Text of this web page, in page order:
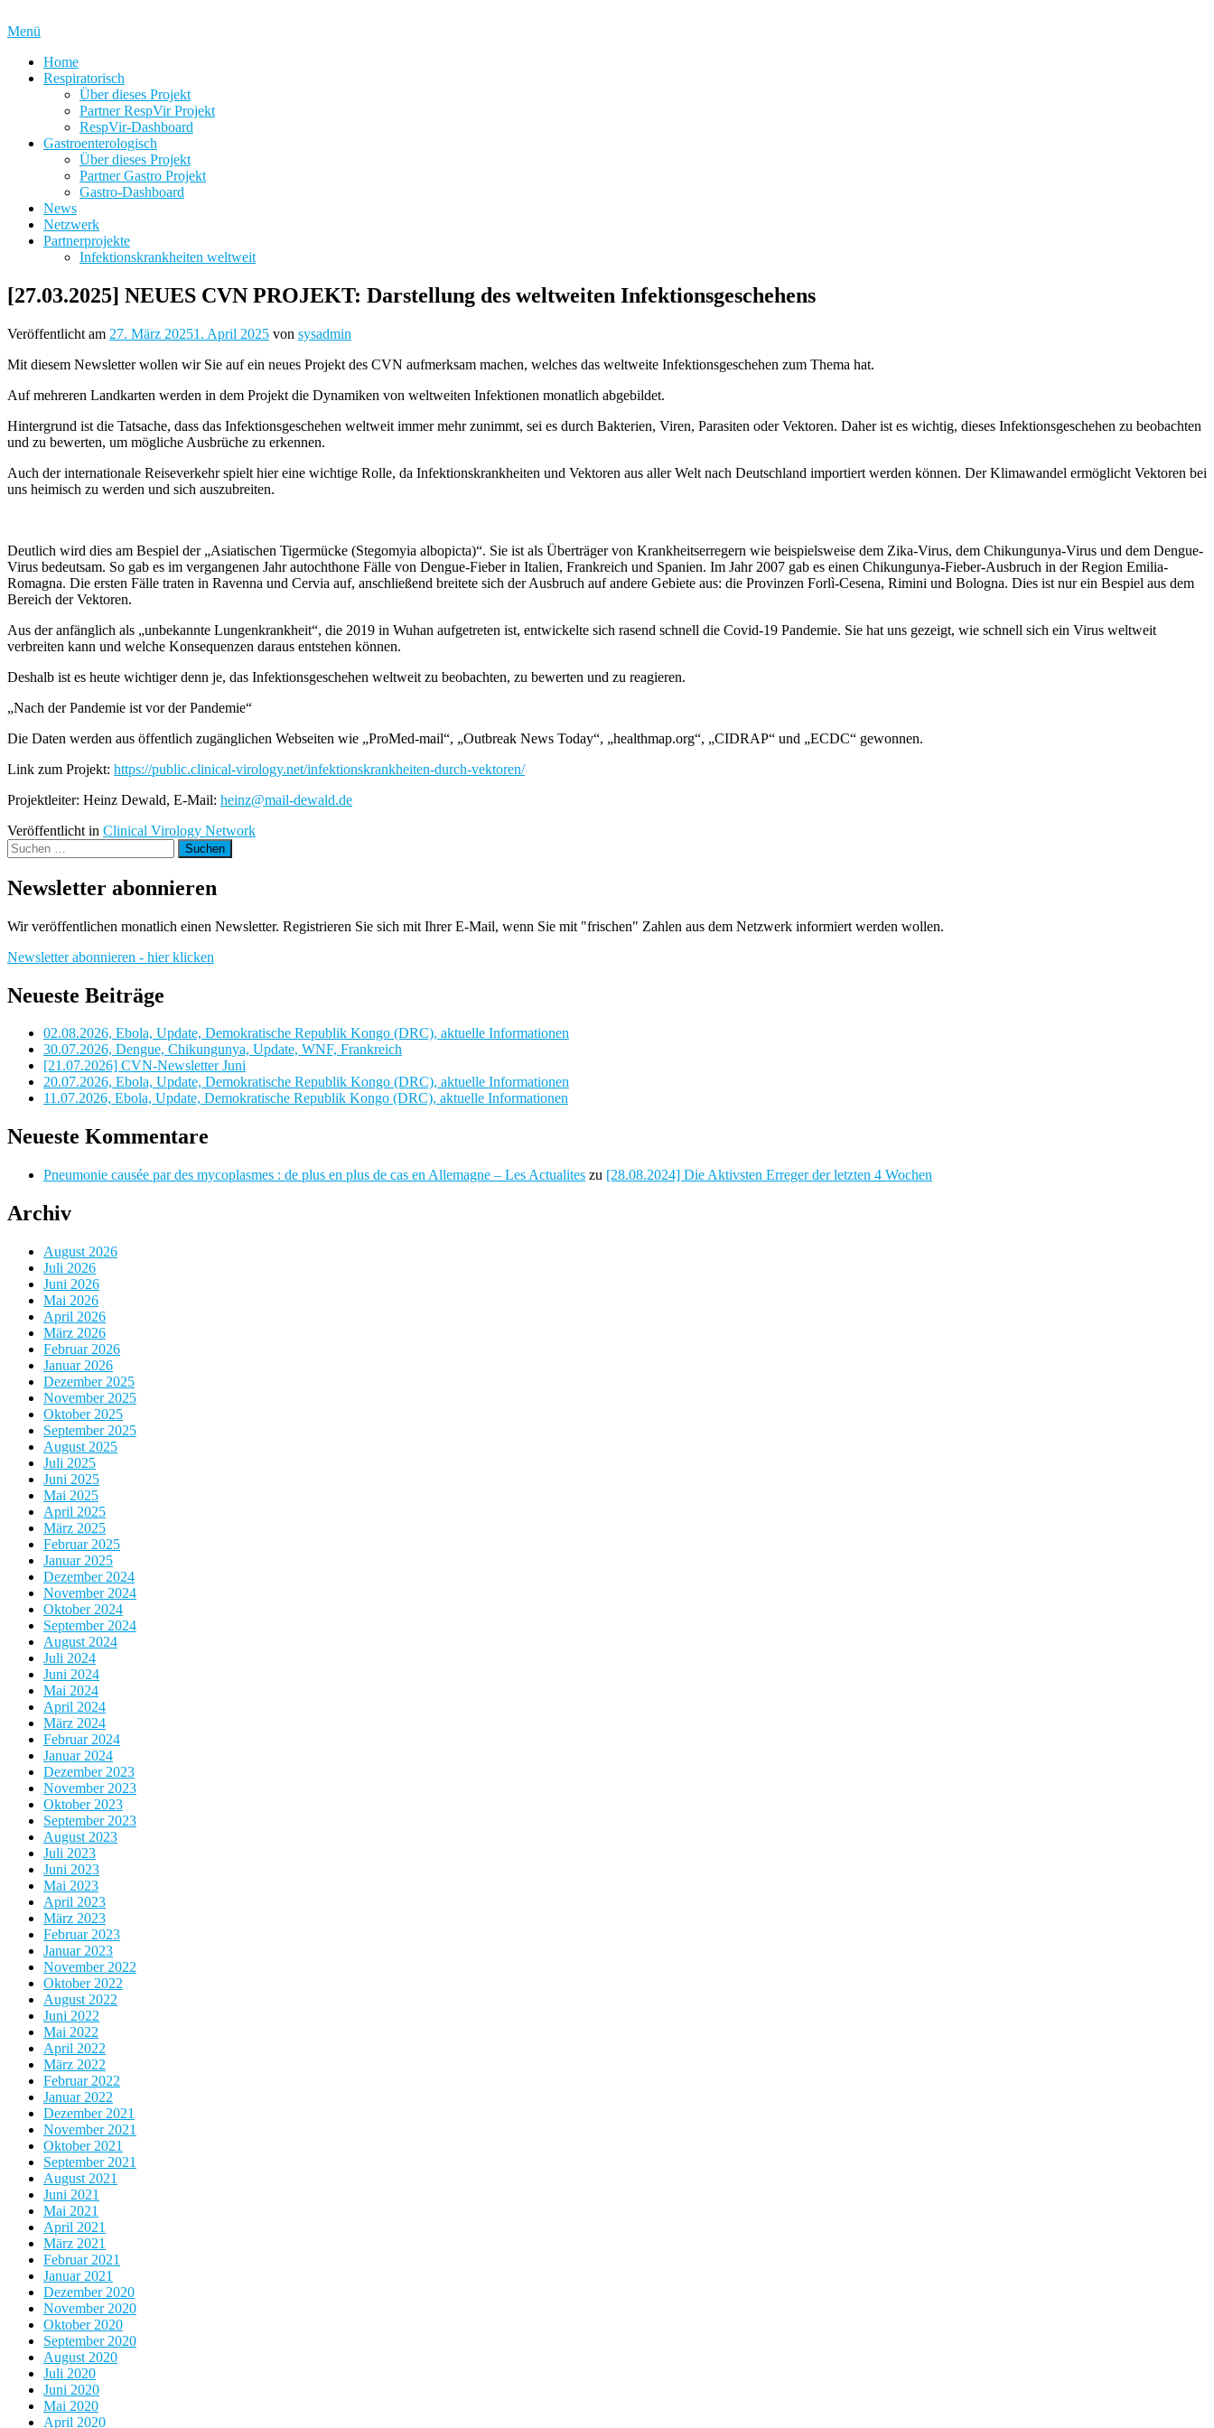
Inhalt
Menü
Home
Respiratorisch
Über dieses Projekt
Partner RespVir Projekt
RespVir-Dashboard
Gastroenterologisch
Über dieses Projekt
Partner Gastro Projekt
Gastro-Dashboard
News
Netzwerk
Partnerprojekte
Infektionskrankheiten weltweit
[27.03.2025] NEUES CVN PROJEKT: Darstellung des weltweiten Infektionsgeschehens
Veröffentlicht am 27. März 20251. April 2025 von sysadmin
Mit diesem Newsletter wollen wir Sie auf ein neues Projekt des CVN aufmerksam machen, welches das weltweite Infektionsgeschehen zum Thema hat.
Auf mehreren Landkarten werden in dem Projekt die Dynamiken von weltweiten Infektionen monatlich abgebildet.
Hintergrund ist die Tatsache, dass das Infektionsgeschehen weltweit immer mehr zunimmt, sei es durch Bakterien, Viren, Parasiten oder Vektoren. Daher ist es wichtig, dieses Infektionsgeschehen zu beobachten
und zu bewerten, um mögliche Ausbrüche zu erkennen.
Auch der internationale Reiseverkehr spielt hier eine wichtige Rolle, da Infektionskrankheiten und Vektoren aus aller Welt nach Deutschland importiert werden können. Der Klimawandel ermöglicht Vektoren bei
uns heimisch zu werden und sich auszubreiten.
Deutlich wird dies am Bespiel der „Asiatischen Tigermücke (Stegomyia albopicta)“. Sie ist als Überträger von Krankheitserregern wie beispielsweise dem Zika-Virus, dem Chikungunya-Virus und dem Dengue-
Virus bedeutsam. So gab es im vergangenen Jahr autochthone Fälle von Dengue-Fieber in Italien, Frankreich und Spanien. Im Jahr 2007 gab es einen Chikungunya-Fieber-Ausbruch in der Region Emilia-
Romagna. Die ersten Fälle traten in Ravenna und Cervia auf, anschließend breitete sich der Ausbruch auf andere Gebiete aus: die Provinzen Forlì-Cesena, Rimini und Bologna. Dies ist nur ein Bespiel aus dem
Bereich der Vektoren.
Aus der anfänglich als „unbekannte Lungenkrankheit“, die 2019 in Wuhan aufgetreten ist, entwickelte sich rasend schnell die Covid-19 Pandemie. Sie hat uns gezeigt, wie schnell sich ein Virus weltweit
verbreiten kann und welche Konsequenzen daraus entstehen können.
Deshalb ist es heute wichtiger denn je, das Infektionsgeschehen weltweit zu beobachten, zu bewerten und zu reagieren.
„Nach der Pandemie ist vor der Pandemie“
Die Daten werden aus öffentlich zugänglichen Webseiten wie „ProMed-mail“, „Outbreak News Today“, „healthmap.org“, „CIDRAP“ und „ECDC“ gewonnen.
Link zum Projekt: https://public.clinical-virology.net/infektionskrankheiten-durch-vektoren/
Projektleiter: Heinz Dewald, E-Mail: heinz@mail-dewald.de
Veröffentlicht in Clinical Virology Network
Suchen
nach:
Newsletter abonnieren
Wir veröffentlichen monatlich einen Newsletter. Registrieren Sie sich mit Ihrer E-Mail, wenn Sie mit "frischen" Zahlen aus dem Netzwerk informiert werden wollen.
Newsletter abonnieren - hier klicken
Neueste Beiträge
02.08.2026, Ebola, Update, Demokratische Republik Kongo (DRC), aktuelle Informationen
30.07.2026, Dengue, Chikungunya, Update, WNF, Frankreich
[21.07.2026] CVN-Newsletter Juni
20.07.2026, Ebola, Update, Demokratische Republik Kongo (DRC), aktuelle Informationen
11.07.2026, Ebola, Update, Demokratische Republik Kongo (DRC), aktuelle Informationen
Neueste Kommentare
Pneumonie causée par des mycoplasmes : de plus en plus de cas en Allemagne – Les Actualites zu [28.08.2024] Die Aktivsten Erreger der letzten 4 Wochen
Archiv
August 2026
Juli 2026
Juni 2026
Mai 2026
April 2026
März 2026
Februar 2026
Januar 2026
Dezember 2025
November 2025
Oktober 2025
September 2025
August 2025
Juli 2025
Juni 2025
Mai 2025
April 2025
März 2025
Februar 2025
Januar 2025
Dezember 2024
November 2024
Oktober 2024
September 2024
August 2024
Juli 2024
Juni 2024
Mai 2024
April 2024
März 2024
Februar 2024
Januar 2024
Dezember 2023
November 2023
Oktober 2023
September 2023
August 2023
Juli 2023
Juni 2023
Mai 2023
April 2023
März 2023
Februar 2023
Januar 2023
November 2022
Oktober 2022
August 2022
Juni 2022
Mai 2022
April 2022
März 2022
Februar 2022
Januar 2022
Dezember 2021
November 2021
Oktober 2021
September 2021
August 2021
Juni 2021
Mai 2021
April 2021
März 2021
Februar 2021
Januar 2021
Dezember 2020
November 2020
Oktober 2020
September 2020
August 2020
Juli 2020
Juni 2020
Mai 2020
April 2020